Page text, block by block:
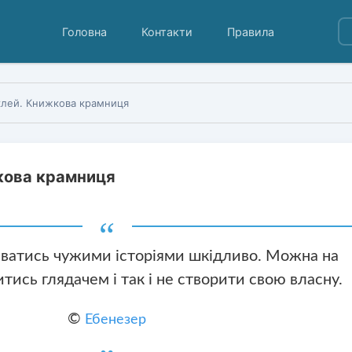
Головна Контакти Правила
Книжкова крамниця
крамниця
чужими історіями шкідливо. Можна на
глядачем і так і не створити свою власну.
© Ебенезер